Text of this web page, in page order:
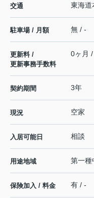
交通 東海道
駐車場 / 月額 無 / -
更新料 /
更新事務手数料
0ヶ月 /
契約期間 3年
現況 空家
入居可能日 相談
用途地域 第一種
保険加入 / 料金 有 / -